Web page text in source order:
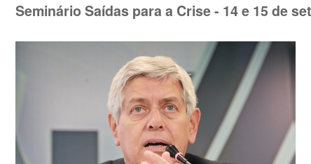
Seminário Saídas para a Crise - 14 e 15 de